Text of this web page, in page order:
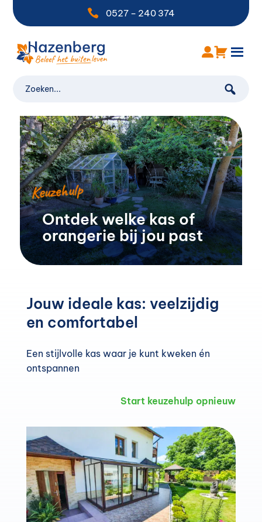
 0527 – 240 374
Keuzehulp
Ontdek welke kas of
orangerie bij jou past
Jouw ideale kas: veelzijdig
en comfortabel
Een stijlvolle kas waar je kunt kweken én
ontspannen
Start keuzehulp opnieuw